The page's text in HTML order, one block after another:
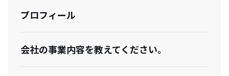
プロフィール
会社の事業内容を教えてください。